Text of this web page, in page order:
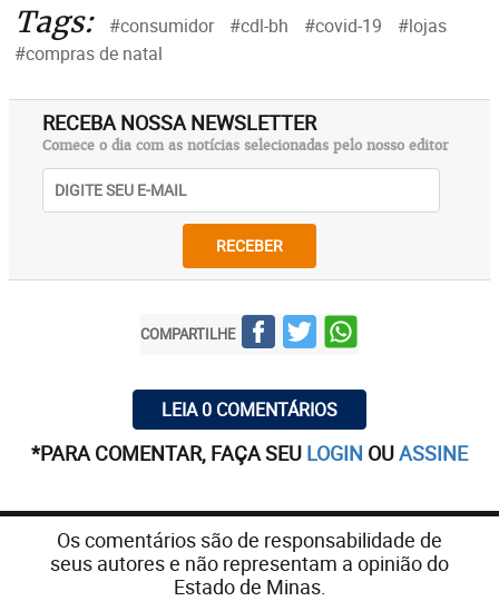
Tags: #consumidor #cdl-bh #covid-19
#lojas
#compras de natal
RECEBA NOSSA NEWSLETTER
Comece o dia com as notícias selecionadas pelo nosso editor
RECEBER
COMPARTILHE
LEIA 0 COMENTÁRIOS
*PARA COMENTAR, FAÇA SEU LOGIN OUASSINE
Os comentários são de responsabilidade de
seus autores e não representam a opinião do
Estado de Minas.